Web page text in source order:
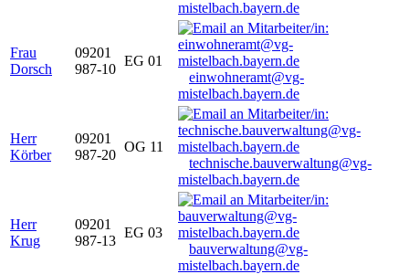
mistelbach.bayern.de
Frau
Dorsch
09201
987-10
EG 01
einwohneramt@vg-
mistelbach.bayern.de
Herr
Körber
09201
987-20
OG 11
technische.bauverwaltung@vg-
mistelbach.bayern.de
Herr
Krug
09201
987-13
EG 03
bauverwaltung@vg-
mistelbach.bayern.de